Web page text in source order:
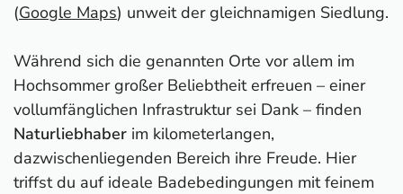
(Google Maps) unweit der gleichnamigen Siedlung.
Während sich die genannten Orte vor allem im
Hochsommer großer Beliebtheit erfreuen – einer
vollumfänglichen Infrastruktur sei Dank – finden
Naturliebhaber im kilometerlangen,
dazwischenliegenden Bereich ihre Freude. Hier
triffst du auf ideale Badebedingungen mit feinem